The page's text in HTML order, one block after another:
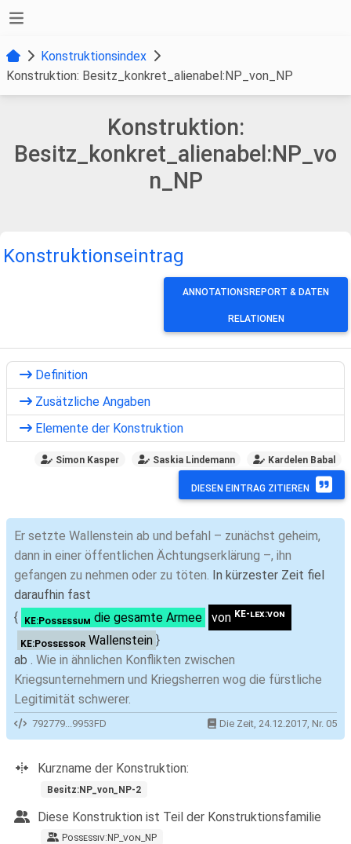
Konstruktionsindex
Konstruktion: Besitz_konkret_alienabel:NP_von_NP
Konstruktion:
Besitz_konkret_alienabel:NP_vo
n_NP
Konstruktionseintrag
ANNOTATIONSREPORT & DATEN
RELATIONEN
Definition
Zusätzliche Angaben
Elemente der Konstruktion
Simon Kasper Saskia Lindemann Kardelen Babal
DIESEN EINTRAG ZITIEREN
Er setzte Wallenstein ab und befahl – zunächst geheim,
dann in einer öffentlichen Ächtungserklärung –, ihn
gefangen zu nehmen oder zu töten. In kürzester Zeit fiel
daraufhin fast
{
KE:Possessum die gesamte Armee von KE-lex:von
KE:Possessor Wallenstein }
ab . Wie in ähnlichen Konflikten zwischen
Kriegsunternehmern und Kriegsherren wog die fürstliche
Legitimität schwerer.
792779...9953FD Die Zeit, 24.12.2017, Nr. 05
Kurzname der Konstruktion:
Besitz:NP_von_NP-2
Diese Konstruktion ist Teil der Konstruktionsfamilie
Possessiv:NP_von_NP